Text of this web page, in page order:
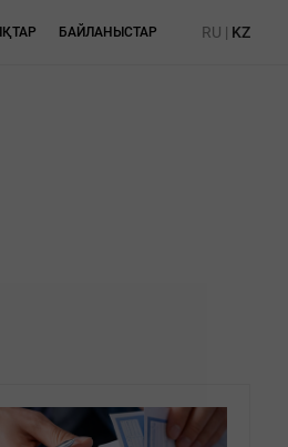
БАЙЛАНЫСТАР RU | KZ